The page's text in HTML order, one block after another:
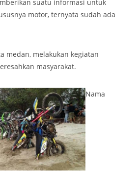
suatu informasi untuk
motor, ternyata sudah ada
medan, melakukan kegiatan
masyarakat.
Nama